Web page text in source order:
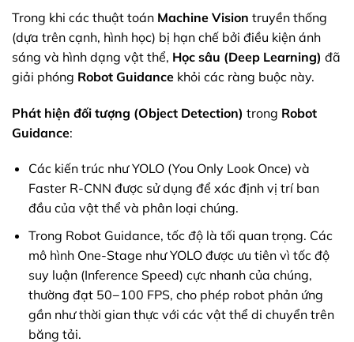
Trong khi các thuật toán Machine Vision truyền thống
(dựa trên cạnh, hình học) bị hạn chế bởi điều kiện ánh
sáng và hình dạng vật thể, Học sâu (Deep Learning) đã
giải phóng Robot Guidance khỏi các ràng buộc này.
Phát hiện đối tượng (Object Detection) trong Robot
Guidance:
Các kiến trúc như YOLO (You Only Look Once) và
Faster R-CNN được sử dụng để xác định vị trí ban
đầu của vật thể và phân loại chúng.
Trong Robot Guidance, tốc độ là tối quan trọng. Các
mô hình One-Stage như YOLO được ưu tiên vì tốc độ
suy luận (Inference Speed) cực nhanh của chúng,
thường đạt 50−100 FPS, cho phép robot phản ứng
gần như thời gian thực với các vật thể di chuyển trên
băng tải.